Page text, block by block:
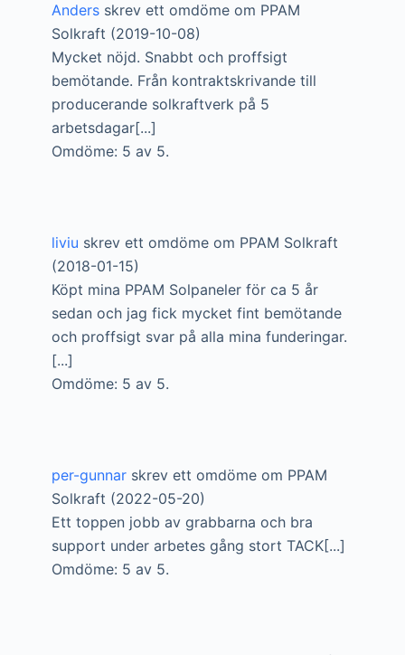
Andersskrev ett omdöme om PPAM
Solkraft (2019-10-08)
Mycket nöjd. Snabbt och proffsigt
bemötande. Från kontraktskrivande till
producerande solkraftverk på 5
arbetsdagar[...]
Omdöme: 5 av 5.
liviu skrev ett omdöme om PPAM Solkraft
(2018-01-15)
Köpt mina PPAM Solpaneler för ca 5 år
sedan och jag fick mycket fint bemötande
och proffsigt svar på alla mina funderingar.
[...]
Omdöme: 5 av 5.
per-gunnarskrev ett omdöme om PPAM
Solkraft (2022-05-20)
Ett toppen jobb av grabbarna och bra
support under arbetes gång stort TACK[...]
Omdöme: 5 av 5.